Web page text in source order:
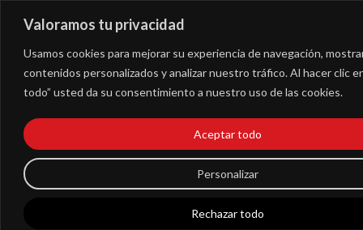
Valoramos tu privacidad
Usamos cookies para mejorar su experiencia de navegación,
contenidos personalizados y analizar nuestro tráfico. Al hacer clic
todo” usted da su consentimiento a nuestro uso de las cookies.
Personalizar
Rechazar todo
Aceptar todo
Cómo garantizar la
viabilidad de mi
empresa en 2021